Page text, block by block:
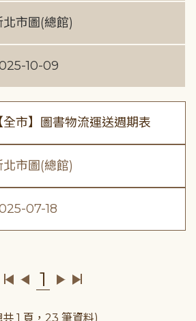
北市圖(總館)
10-09
全市】圖書物流運送週期表
北市圖(總館)
07-18
1
共 1 頁，23 筆資料)